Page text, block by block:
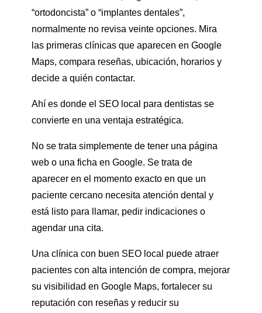
“ortodoncista” o “implantes dentales”,
normalmente no revisa veinte opciones. Mira
las primeras clínicas que aparecen en Google
Maps, compara reseñas, ubicación, horarios y
decide a quién contactar.
Ahí es donde el SEO local para dentistas se
convierte en una ventaja estratégica.
No se trata simplemente de tener una página
web o una ficha en Google. Se trata de
aparecer en el momento exacto en que un
paciente cercano necesita atención dental y
está listo para llamar, pedir indicaciones o
agendar una cita.
Una clínica con buen SEO local puede atraer
pacientes con alta intención de compra, mejorar
su visibilidad en Google Maps, fortalecer su
reputación con reseñas y reducir su